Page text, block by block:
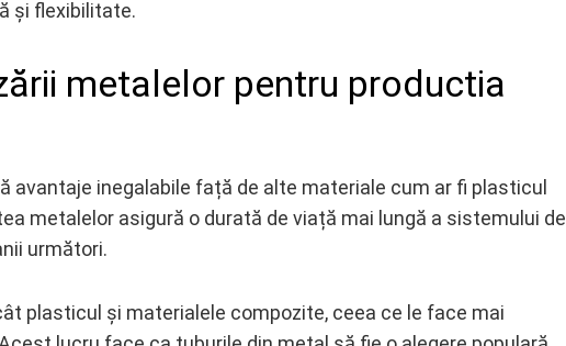
și flexibilitate.
metalelor pentru productia
avantaje inegalabile față de alte materiale cum ar fi plasticul
metalelor asigură o durată de viață mai lungă a sistemului de
următori.
plasticul și materialele compozite, ceea ce le face mai